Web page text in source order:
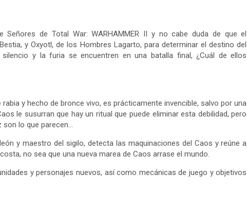
de Total War: WARHAMMER II y no cabe duda de que el
y Oxyotl, de los Hombres Lagarto, para determinar el destino del
y la furia se encuentren en una batalla final, ¿Cuál de ellos
y hecho de bronce vivo, es prácticamente invencible, salvo por una
le susurran que hay un ritual que puede eliminar esta debilidad, pero
son lo que parecen…
y maestro del sigilo, detecta las maquinaciones del Caos y reúne a
no sea que una nueva marea de Caos arrase el mundo.
y personajes nuevos, así como mecánicas de juego y objetivos